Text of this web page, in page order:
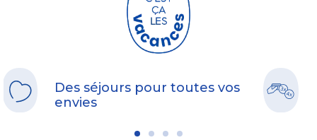
Des séjours pour toutes vos
envies